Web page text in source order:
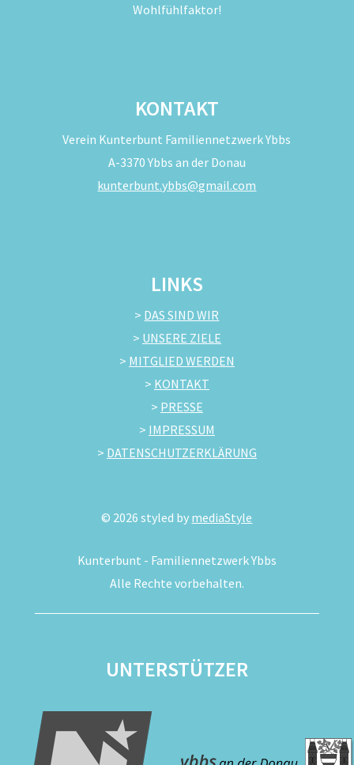
Wohlfühlfaktor!
KONTAKT
Verein Kunterbunt Familiennetzwerk Ybbs
A-3370 Ybbs an der Donau
kunterbunt.ybbs@gmail.com
LINKS
> DAS SIND WIR
> UNSERE ZIELE
> MITGLIED WERDEN
> KONTAKT
> PRESSE
> IMPRESSUM
> DATENSCHUTZERKLÄRUNG
© 2026 styled by mediaStyle
Kunterbunt - Familiennetzwerk Ybbs
Alle Rechte vorbehalten.
UNTERSTÜTZER